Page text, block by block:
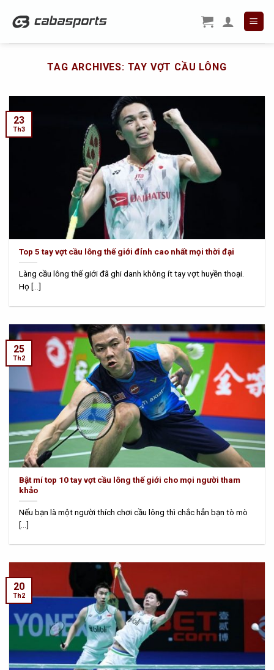
TAG ARCHIVES: TAY VỢT CẦU LÔNG
Top 5 tay vợt cầu lông thế giới đỉnh cao nhất mọi thời đại
Làng cầu lông thế giới đã ghi danh không ít tay vợt huyền thoại.
Họ [...]
23
Th3
Bật mí top 10 tay vợt cầu lông thế giới cho mọi người tham
khảo
Nếu bạn là một người thích chơi cầu lông thì chắc hẳn bạn tò mò
[...]
25
Th2
20
Th2